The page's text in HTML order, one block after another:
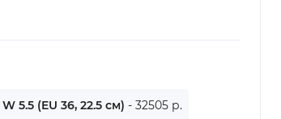
W 5.5 (EU 36, 22.5 см) - 32505 р.